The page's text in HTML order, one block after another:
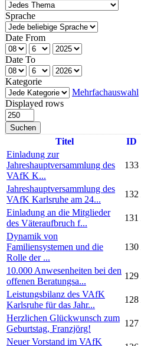
Sprache
Date From
Date To
Kategorie
Mehrfachauswahl
Displayed rows
Suchen
Titel ID
Einladung zur
Jahreshauptversammlung des
VAfK K...
133
Jahreshauptversammlung des
VAfK Karlsruhe am 24...
132
Einladung an die Mitglieder
des Väteraufbruch f...
131
Dynamik von
Familiensystemen und die
Rolle der ...
130
10.000 Anwesenheiten bei den
offenen Beratungsa...
129
Leistungsbilanz des VAfK
Karlsruhe für das Jahr...
128
Herzlichen Glückwunsch zum
Geburtstag, Franzjörg!
127
Neuer Vorstand im VAfK